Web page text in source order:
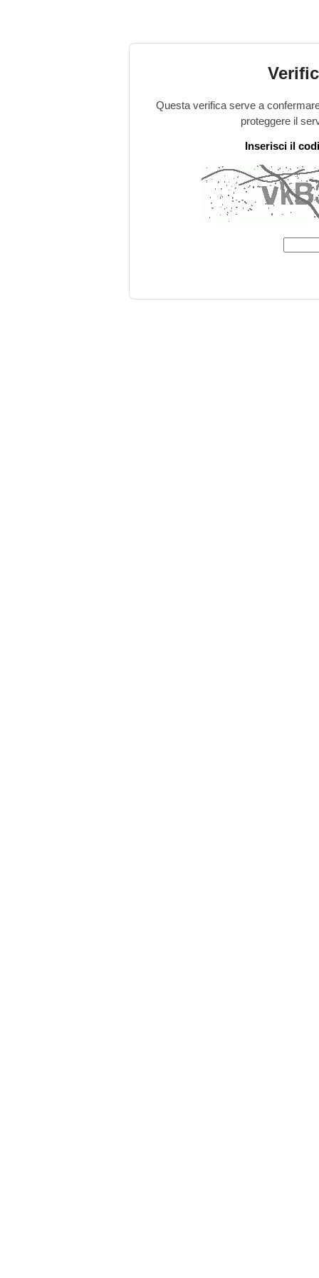
Questa verifica serve a
proteggere il
Inserisci il